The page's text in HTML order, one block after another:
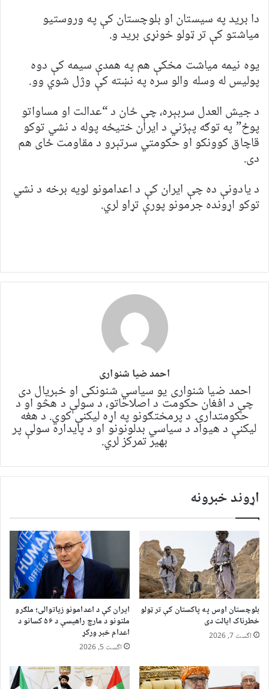
دا برید په سیستان او بلوچستان کې په وروستیو
میاشتو کې تر ټولو خونړی برید و.
يوه نيمه مياشت مخکې هم په همدې سيمه کې دوه
پوليس له وسله والو سره په نښته کې وژل شوي وو.
د جیش العدل سربېره، چې ځان د “عدالت او مساواتو
پوځ” په توګه پېژني د ایران ختیځه پوله د نشي توکو
قاچاق کوونکو او حکومتي سرتېرو د مقاومت ځای هم
دی.
د یادونې ده چې ایران کې د اعدامونو لویه برخه د نشي
توکو اړونده جرمونو پورې تړاو لري.
احمد ضیا شنواری
احمد ضیا شنواری یو سياسي شنونکی او خبریال دی
چې د افغان حکومت د اصلاحاتو، د سولې د هڅو او د
حکومتدارۍ د پرمختګونو په اړه لیکنې کوي. د هغه
لیکنې د هیواد د سیاسي بدلونونو او د پایداره سولې پر
بهیر تمرکز لري.
اړوند خبرونه
بلوچستان اوس په پاکستان کې تر ټولو
خطرناک ایالت دی
اگست 7, 2026
ایران کې د اعدامونو زیاتوالی؛ ملګرو
ملتونو د مارچ راهیسې د ۵۶ کسانو د
اعدام خبر ورکړ
اگست 5, 2026